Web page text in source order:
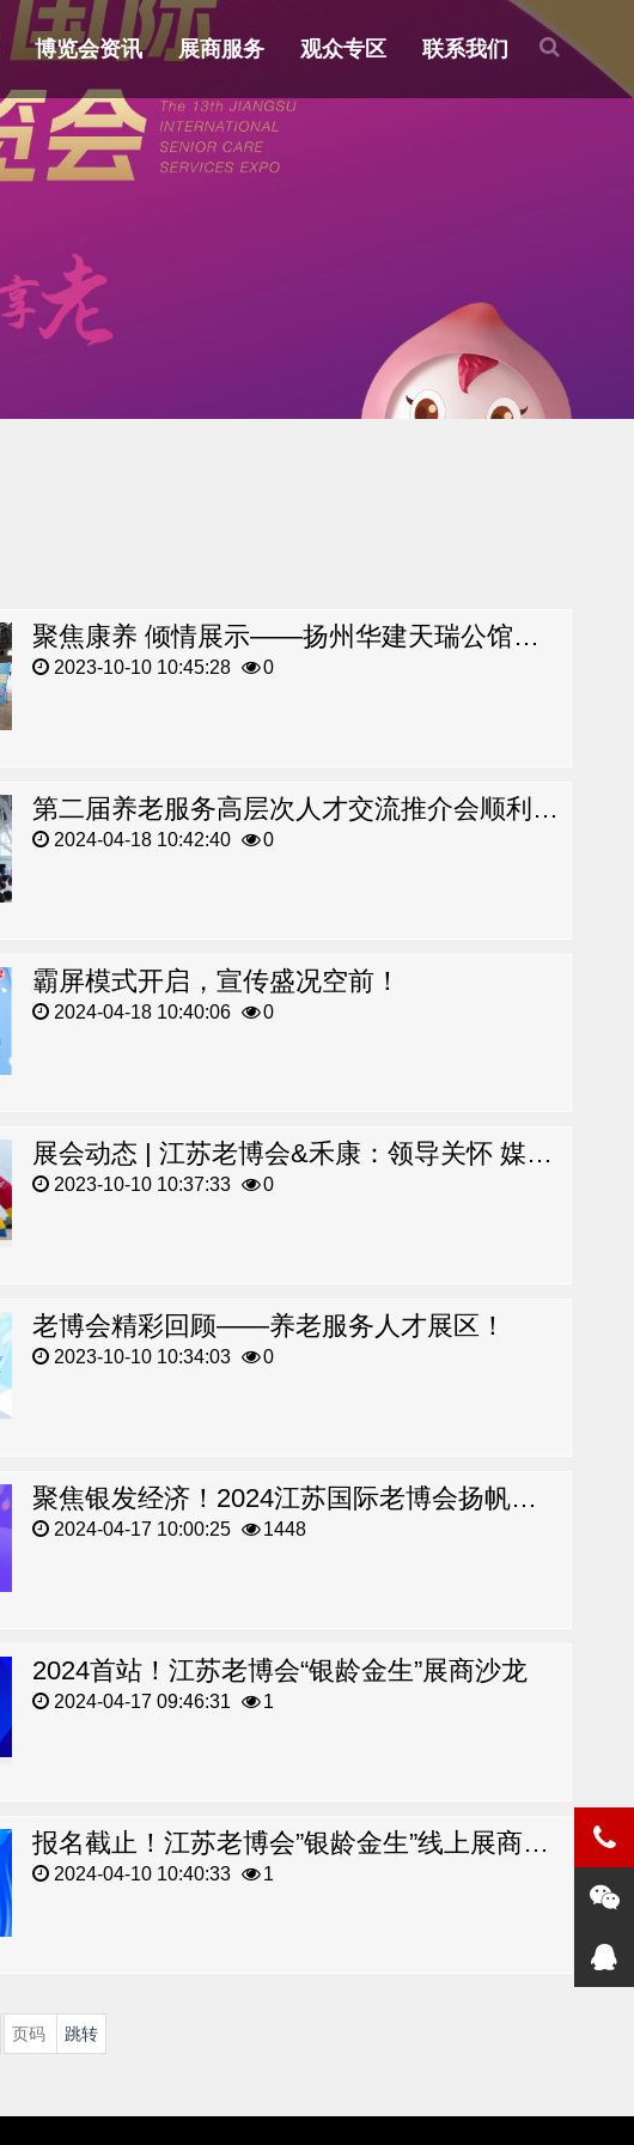
博览会资讯 展商服务 观众专区 联系我们
聚焦康养 倾情展示——扬州华建天瑞公馆亮相2023年江苏老博会！
2023-10-10 10:45:28 0
第二届养老服务高层次人才交流推介会顺利举行！
2024-04-18 10:42:40 0
霸屏模式开启，宣传盛况空前！
2024-04-18 10:40:06 0
展会动态 | 江苏老博会&禾康：领导关怀 媒体报道 行业关注 民众喜爱
2023-10-10 10:37:33 0
老博会精彩回顾——养老服务人才展区！
2023-10-10 10:34:03 0
聚焦银发经济！2024江苏国际老博会扬帆启航！
2024-04-17 10:00:25 1448
2024首站！江苏老博会“银龄金生”展商沙龙
2024-04-17 09:46:31 1
报名截止！江苏老博会”银龄金生”线上展商沙龙欢迎参加！
2024-04-10 10:40:33 1